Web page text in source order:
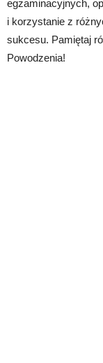
egzaminacyjnych,
i korzystanie z
sukcesu. Pamiętaj
Powodzenia!